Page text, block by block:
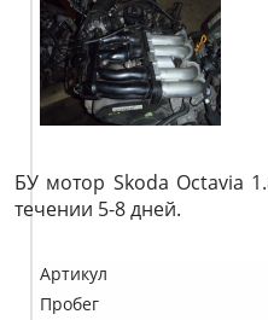
БУ мотор Skoda Octavia
течении 5-8 дней.
Артикул
Пробег